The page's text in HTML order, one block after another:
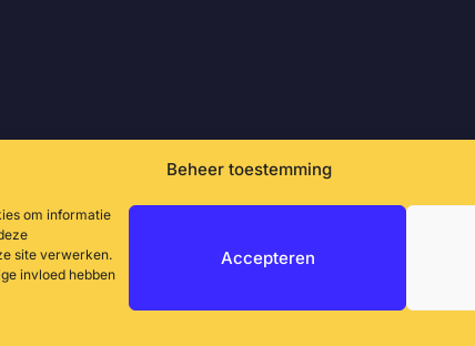
Beheer toestemming
om informatie
site verwerken.
invloed hebben
Accepteren